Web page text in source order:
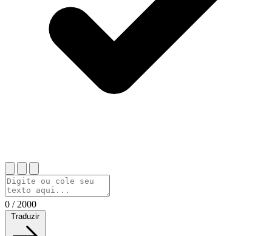
0 / 2000
Traduzir